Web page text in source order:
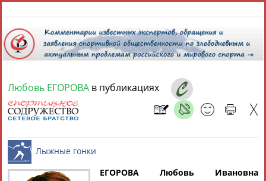
10 августа 2026 года,15:46
1персона
Любовь ЕГОРОВА в публикациях
ЕГОРОВА Любовь Ивановна